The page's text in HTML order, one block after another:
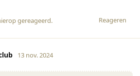
Reageren
gereageerd.
13 nov. 2024